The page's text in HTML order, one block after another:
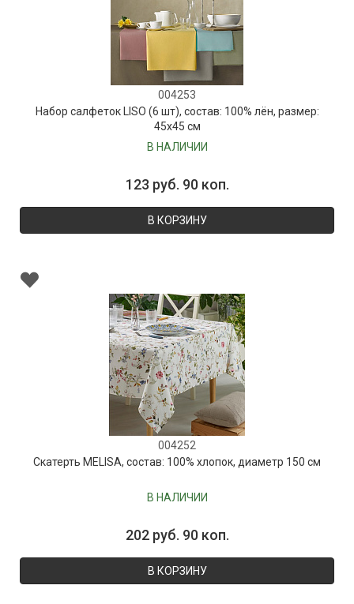
004253
Набор салфеток LISO (6 шт), состав: 100% лён, размер:
45х45 см
В НАЛИЧИИ
123 руб. 90 коп.
В КОРЗИНУ
004252
Скатерть MELISA, состав: 100% хлопок, диаметр 150 см
В НАЛИЧИИ
202 руб. 90 коп.
В КОРЗИНУ